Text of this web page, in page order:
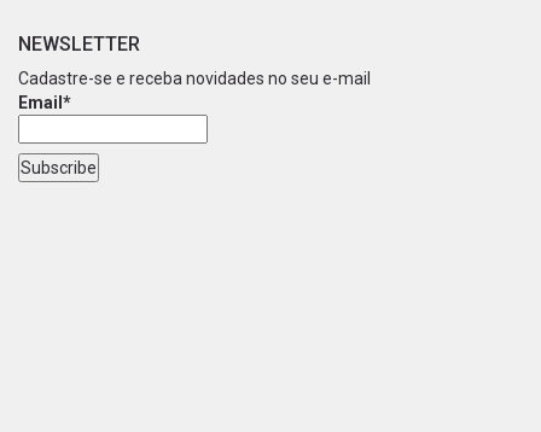
NEWSLETTER
Cadastre-se e receba novidades no seu e-mail
Email*